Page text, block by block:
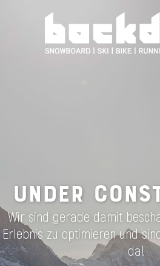
UNDER
Wir sind gerade damit
Erlebnis zu optimieren und
da!